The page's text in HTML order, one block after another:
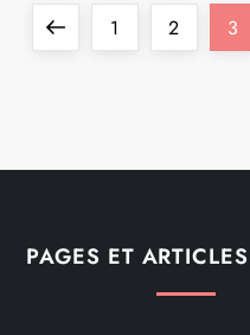
P
n
PreviousPage
1 Page
2 3
PAGES ET